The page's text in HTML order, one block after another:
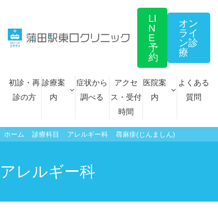
プ
初診・再
診の方
診療案
内
循環器内科
症状から
調べる
アクセ
ス・受付
時間
医院案
内
よくある
質問
LI
N
E
予
約
オン
ライ
ン診
療
ホーム 診療科目 アレルギー科 蕁麻疹(じんましん)
アレルギー科